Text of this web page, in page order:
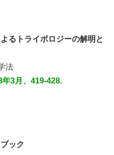
るトライボロジーの解明と
法
3月、419-428.
ック